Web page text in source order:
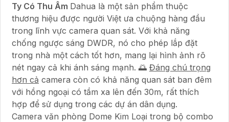
Ty Có Thu Âm Dahua là một sản phẩm thuộc
thương hiệu được người Việt ưa chuộng hàng đầu
trong lĩnh vực camera quan sát. Với khả năng
chống ngược sáng DWDR, nó cho phép lắp đặt
trong nhà một cách tốt hơn, mang lại hình ảnh rõ
nét ngay cả khi ánh sáng mạnh. 🌅 Đáng chú trọng
hơn cả camera còn có khả năng quan sát ban đêm
với hồng ngoại có tầm xa lên đến 30m, rất thích
hợp để sử dụng trong các dự án dân dụng.
Camera văn phòng Dome Kim Loại trong bộ combo